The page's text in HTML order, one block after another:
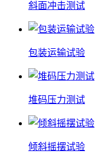
斜面冲击测试
包装运输试验
堆码压力测试
倾斜摇摆试验